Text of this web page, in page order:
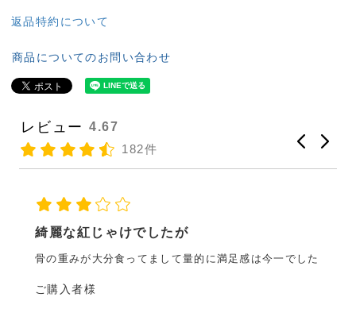
返品特約について
商品についてのお問い合わせ
レビュー
4.67
182件
たです。
不揃いでしたが、焼いて解しておにぎり
材に使ったら最高でした！